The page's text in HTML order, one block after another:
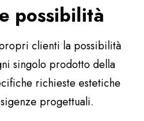
possibilità
clienti la possibilità
singolo prodotto della
richieste estetiche
progettuali.